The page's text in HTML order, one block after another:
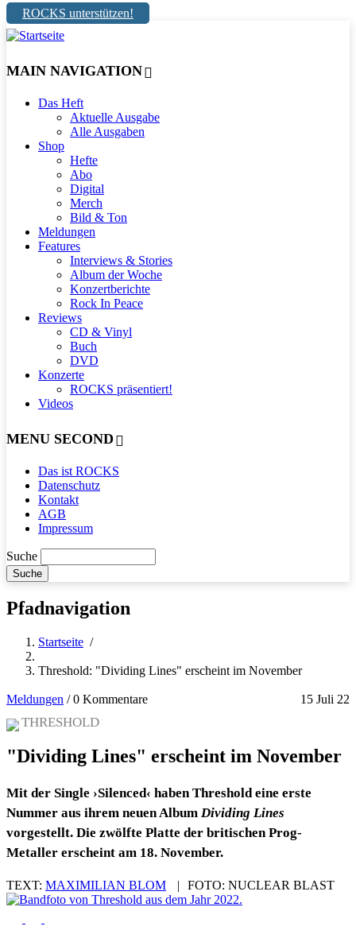
ROCKS unterstützen!
MAIN NAVIGATION
Das Heft
Aktuelle Ausgabe
Alle Ausgaben
Shop
Hefte
Abo
Digital
Merch
Bild & Ton
Meldungen
Features
Interviews & Stories
Album der Woche
Konzertberichte
Rock In Peace
Reviews
CD & Vinyl
Buch
DVD
Konzerte
ROCKS präsentiert!
Videos
MENU SECOND
Das ist ROCKS
Datenschutz
Kontakt
AGB
Impressum
Suche
Pfadnavigation
Startseite /
Threshold: "Dividing Lines" erscheint im November
Meldungen 15 Juli 22
/0 Kommentare
THRESHOLD
"Dividing Lines" erscheint im November
Mit der Single ›Silenced‹ haben Threshold eine erste
Nummer aus ihrem neuen Album Dividing Lines
vorgestellt. Die zwölfte Platte der britischen Prog-
Metaller erscheint am 18. November.
TEXT: MAXIMILIAN BLOM | FOTO: NUCLEAR BLAST